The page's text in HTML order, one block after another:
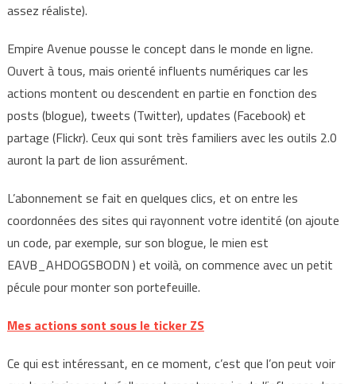
assez réaliste).
Empire Avenue pousse le concept dans le monde en ligne.
Ouvert à tous, mais orienté influents numériques car les
actions montent ou descendent en partie en fonction des
posts (blogue), tweets (Twitter), updates (Facebook) et
partage (Flickr). Ceux qui sont très familiers avec les outils 2.0
auront la part de lion assurément.
L’abonnement se fait en quelques clics, et on entre les
coordonnées des sites qui rayonnent votre identité (on ajoute
un code, par exemple, sur son blogue, le mien est
EAVB_AHDOGSBODN ) et voilà, on commence avec un petit
pécule pour monter son portefeuille.
Mes actions sont sous le ticker ZS
Ce qui est intéressant, en ce moment, c’est que l’on peut voir